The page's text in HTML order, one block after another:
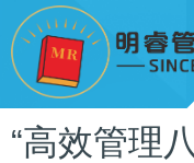
“高效管理